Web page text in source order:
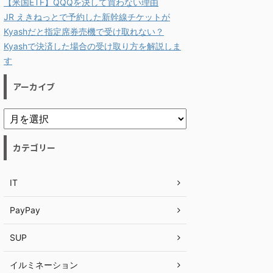
【米国ETF】QQQを決して買わない理由
JR えきねっとで予約した新幹線チケットが
Kyashだと指定席券売機で受け取れない？
Kyashで決済した場合の受け取り方を解説しま
す
アーカイブ
カテゴリー
IT
PayPay
SUP
イルミネーション